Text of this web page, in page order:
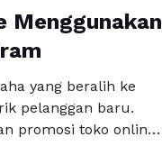
Menggunakan
yang beralih ke
pelanggan baru.
promosi toko online
pengguna aktif,